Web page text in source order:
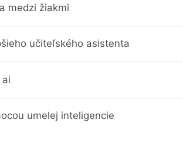
medzi žiakmi
učiteľského asistenta
umelej inteligencie